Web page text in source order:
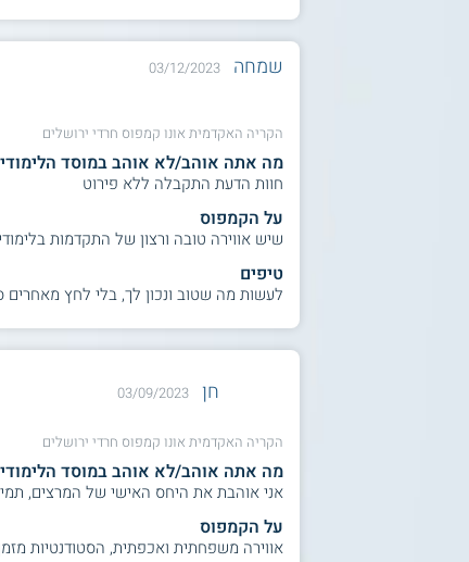
שמחה 03/12/2023
הקריה האקדמית אונו קמפוס חרדי ירושלים
מה אתה אוהב/לא אוהב במוסד
חוות הדעת התקבלה ללא פירוט
על הקמפוס
שיש אווירה טובה ורצון של התקדמות
טיפים
לעשות מה שטוב ונכון לך, בלי לחץ
חן 03/09/2023
הקריה האקדמית אונו קמפוס חרדי ירושלים
מה אתה אוהב/לא אוהב במוסד
אני אוהבת את היחס האישי של המרצים,
על הקמפוס
אווירה משפחתית ואכפתית, הסטודנטיות